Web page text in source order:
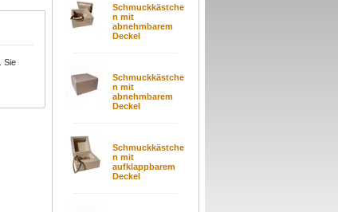
Schmuckkästche
n mit
abnehmbarem
Deckel
Schmuckkästche
n mit
abnehmbarem
Deckel
Schmuckkästche
n mit
aufklappbarem
Deckel
. Sie